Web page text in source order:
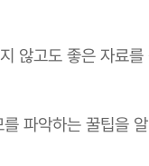
않고도 좋은 자료
파악하는 꿀팁을